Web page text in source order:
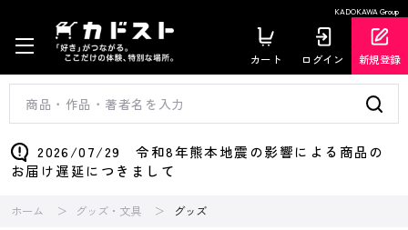
KADOKAWA Group
カート ログイン 新規登録
2026/07/29 令和8年熊本地震の影響による商品の
お届け遅延につきまして
ホーム グッズ・文具 グッズ